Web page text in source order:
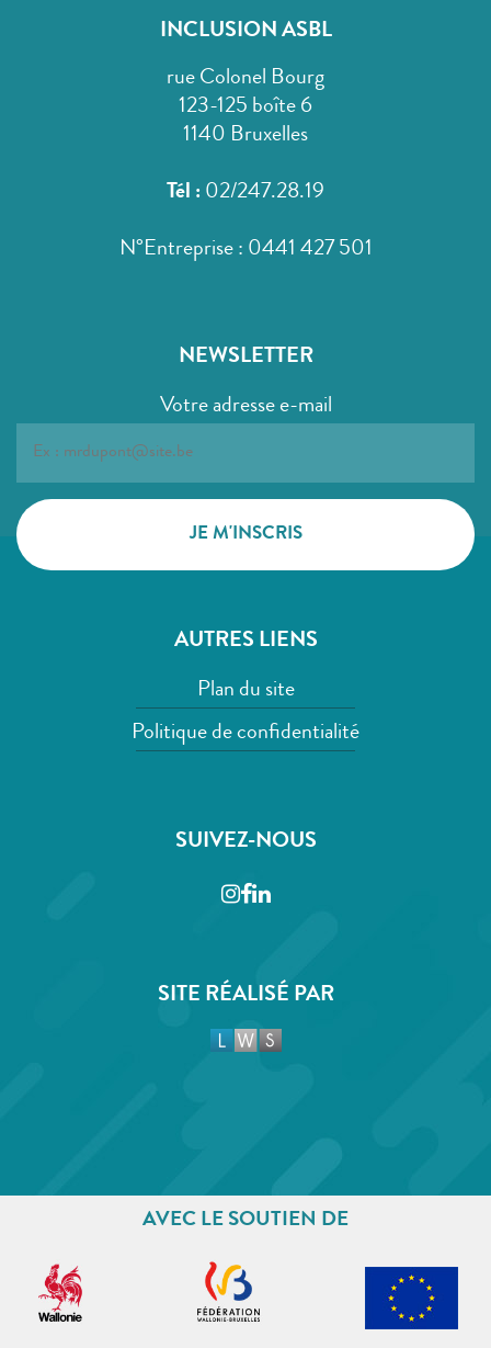
INCLUSION ASBL
rue Colonel Bourg
123-125 boîte 6
1140 Bruxelles
Tél : 02/247.28.19
N°Entreprise : 0441 427 501
NEWSLETTER
Votre adresse e-mail
AUTRES LIENS
Plan du site
Politique de confidentialité
SUIVEZ-NOUS
Instagram
Facebook
LinkedIn
SITE RÉALISÉ PAR
AVEC LE SOUTIEN DE